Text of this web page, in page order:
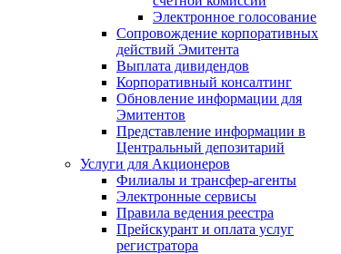
Электронное голосование
Сопровождение корпоративных
действий Эмитента
Выплата дивидендов
Корпоративный консалтинг
Обновление информации для
Эмитентов
Представление информации в
Центральный депозитарий
Услуги для Акционеров
Филиалы и трансфер-агенты
Электронные сервисы
Правила ведения реестра
Прейскурант и оплата услуг
регистратора